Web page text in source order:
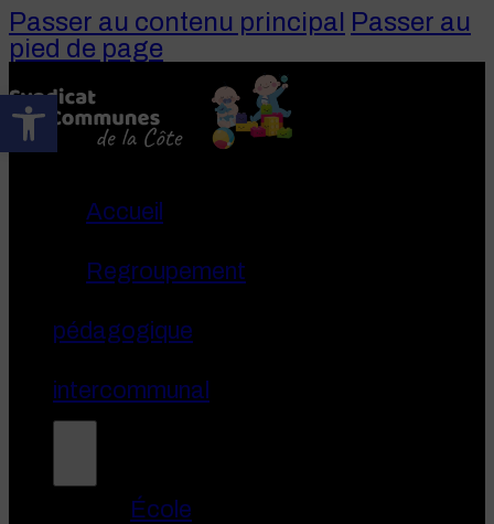
Ouvrir la barre d’outils
Passer au contenu principal Passer au
pied de page
Accueil
Regroupement
pédagogique
intercommunal
École